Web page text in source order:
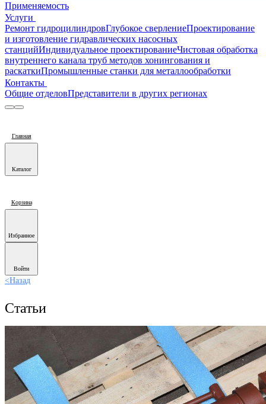
Применяемость
Услуги
Ремонт гидроцилиндровГлубокое сверлениеПроектирование
и изготовление гидравлических насосных
станцийИндивидуальное проектированиеЧистовая обработка
внутреннего канала труб методов хонингования и
раскаткиПромышленные станки для металлообработки
Контакты
Общие отделовПредставители в других регионах
Главная
Каталог
Корзина
Избранное
Войти
<Назад
Статьи